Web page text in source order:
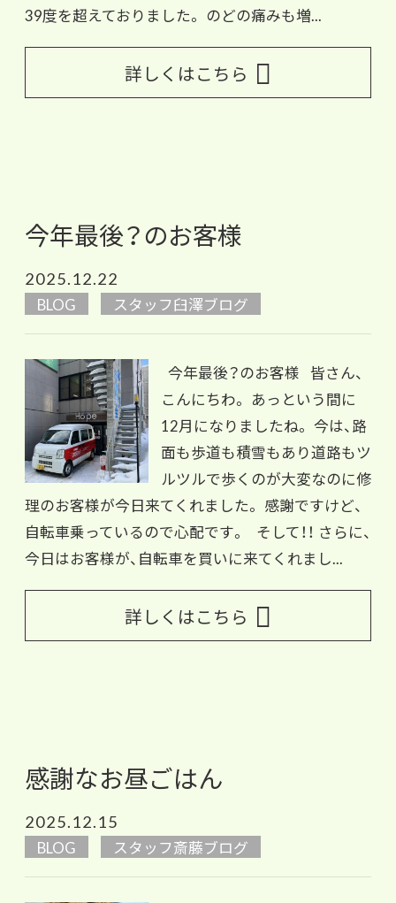
39度を超えておりました。 のどの痛みも増...
詳しくはこちら
今年最後？のお客様
2025.12.22
BLOG スタッフ臼澤ブログ
今年最後？のお客様 皆さん、
こんにちわ。 あっという間に
12月になりましたね。 今は、路
面も歩道も積雪もあり道路もツ
ルツルで歩くのが大変なのに修
理のお客様が今日来てくれました。 感謝ですけど、
自転車乗っているので心配です。 そして！！ さらに、
今日はお客様が、自転車を買いに来てくれまし...
詳しくはこちら
感謝なお昼ごはん
2025.12.15
BLOG スタッフ斎藤ブログ